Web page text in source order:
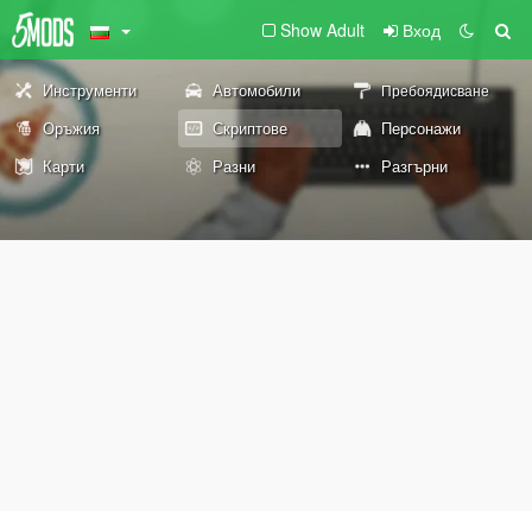
Show Adult Вход
Инструменти Автомобили Пребоядисване
Оръжия Скриптове
Персонажи
Карти
Разни Разгърни